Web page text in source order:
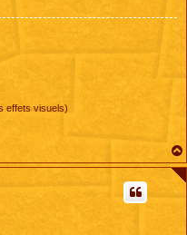
effets visuels)